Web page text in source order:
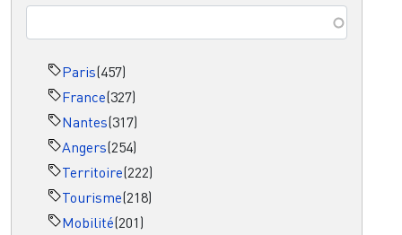
Paris(457)
France(327)
Nantes(317)
Angers(254)
Territoire(222)
Tourisme(218)
Mobilité(201)